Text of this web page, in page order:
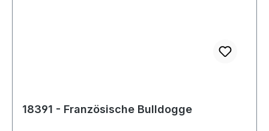
18391 - Französische Bulldogge